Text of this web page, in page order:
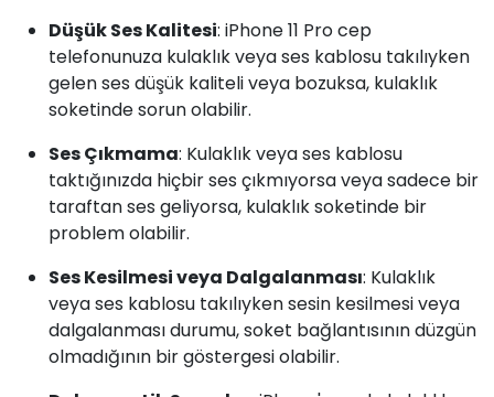
Düşük Ses Kalitesi: iPhone 11 Pro cep
telefonunuza kulaklık veya ses kablosu takılıyken
gelen ses düşük kaliteli veya bozuksa, kulaklık
soketinde sorun olabilir.
Ses Çıkmama: Kulaklık veya ses kablosu
taktığınızda hiçbir ses çıkmıyorsa veya sadece bir
taraftan ses geliyorsa, kulaklık soketinde bir
problem olabilir.
Ses Kesilmesi veya Dalgalanması: Kulaklık
veya ses kablosu takılıyken sesin kesilmesi veya
dalgalanması durumu, soket bağlantısının düzgün
olmadığının bir göstergesi olabilir.